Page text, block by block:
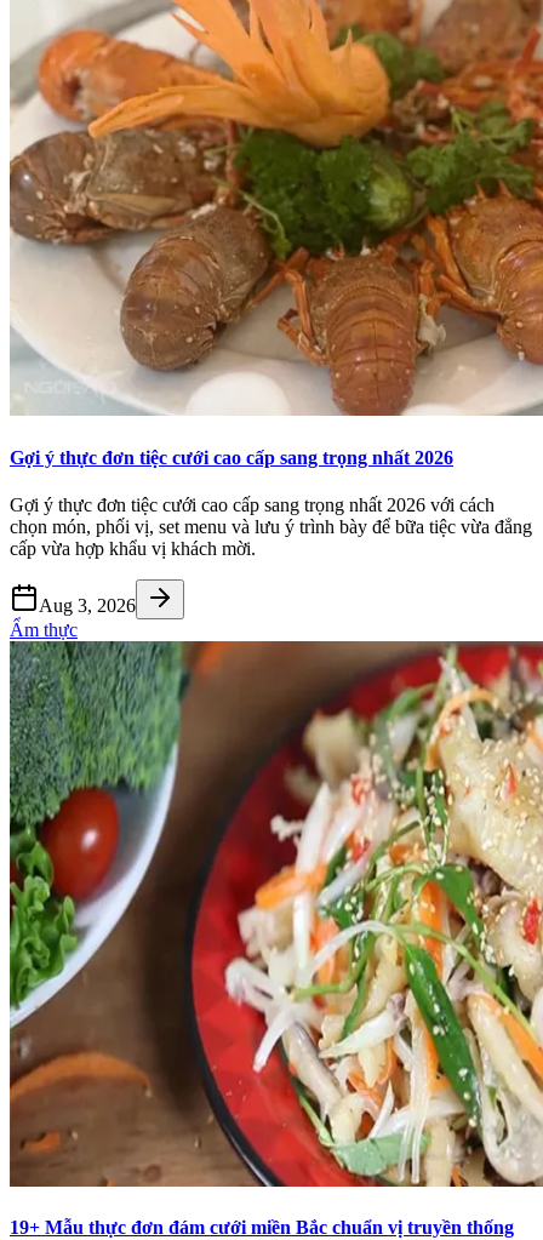
Gợi ý thực đơn tiệc cưới cao cấp sang trọng nhất 2026
Gợi ý thực đơn tiệc cưới cao cấp sang trọng nhất 2026 với cách
chọn món, phối vị, set menu và lưu ý trình bày để bữa tiệc vừa đẳng
cấp vừa hợp khẩu vị khách mời.
Aug 3, 2026
Ẩm thực
19+ Mẫu thực đơn đám cưới miền Bắc chuẩn vị truyền thống